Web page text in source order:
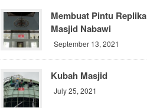
Membuat Pintu Replika
Masjid Nabawi
September 13, 2021
Kubah Masjid
July 25, 2021